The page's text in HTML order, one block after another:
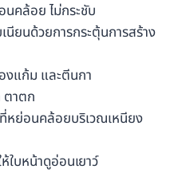
คล้อย ไม่กระชับ
นียนด้วยการกระตุ้นการสร้าง
งแก้ม และตีนกา
ตาตก
หย่อนคล้อยบริเวณเหนียง
ใบหน้าดูอ่อนเยาว์